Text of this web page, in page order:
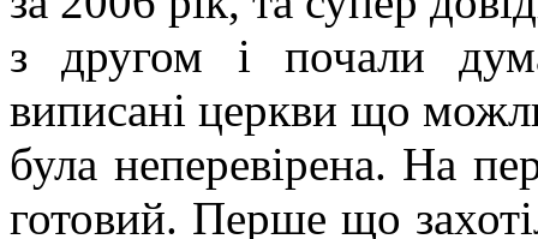
з другом і почали
виписані церкви що
була неперевірена. На
готовий. Перше що